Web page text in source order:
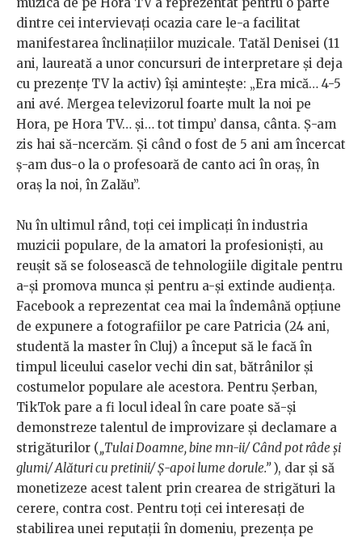
muzica de pe Hora TV a reprezentat pentru o parte
dintre cei intervievați ocazia care le-a facilitat
manifestarea înclinațiilor muzicale. Tatăl Denisei (11
ani, laureată a unor concursuri de interpretare și deja
cu prezențe TV la activ) își amintește: „Era mică… 4-5
ani avé. Mergea televizorul foarte mult la noi pe
Hora, pe Hora TV… și… tot timpu’ dansa, cânta. Ș-am
zis hai să-ncercăm. Și când o fost de 5 ani am încercat
ș-am dus-o la o profesoară de canto aci în oraș, în
oraș la noi, în Zalău”.
Nu în ultimul rând, toți cei implicați în industria
muzicii populare, de la amatori la profesioniști, au
reușit să se folosească de tehnologiile digitale pentru
a-și promova munca și pentru a-și extinde audiența.
Facebook a reprezentat cea mai la îndemână opțiune
de expunere a fotografiilor pe care Patricia (24 ani,
studentă la master în Cluj) a început să le facă în
timpul liceului caselor vechi din sat, bătrânilor și
costumelor populare ale acestora. Pentru Șerban,
TikTok pare a fi locul ideal în care poate să-și
demonstreze talentul de improvizare și declamare a
strigăturilor („Tulai Doamne, bine mn-ii/ Când pot râde și
glumi/ Alături cu pretinii/ Ș-apoi lume dorule.” ), dar și să
monetizeze acest talent prin crearea de strigături la
cerere, contra cost. Pentru toți cei interesați de
stabilirea unei reputații în domeniu, prezența pe